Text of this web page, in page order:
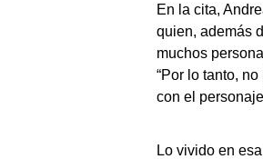
En la cita,
quien, además
muchos
“Por lo tanto,
con el
Lo vivido en